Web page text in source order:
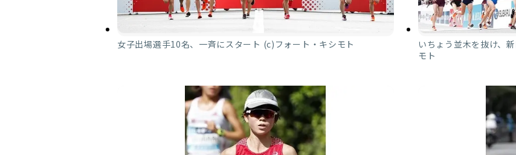
女子出場選手10名、一斉にスタート (c)フォート・キシモト
いちょう並木を抜け、
モト